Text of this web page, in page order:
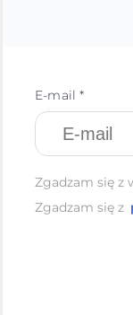
E-mail *
Zgadzam się z
Zgadzam się z